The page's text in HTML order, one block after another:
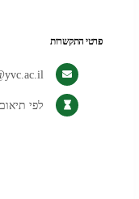
פרטי התקשרות
לפי